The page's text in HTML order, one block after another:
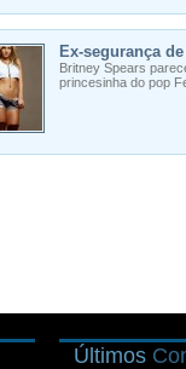
Ex-segurança
Britney Spears
princesinha do pop
Últimos